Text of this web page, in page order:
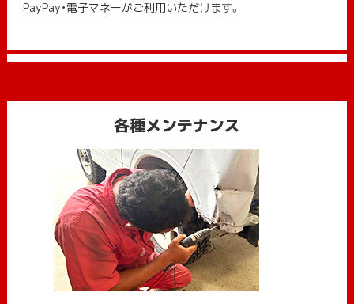
PayPay・電子マネーがご利用いただけます。
各種メンテナンス